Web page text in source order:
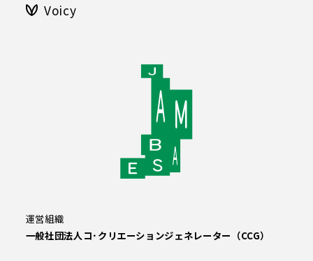
Voicy
運営組織
一般社団法人コ･クリエーションジェネレーター（CCG）